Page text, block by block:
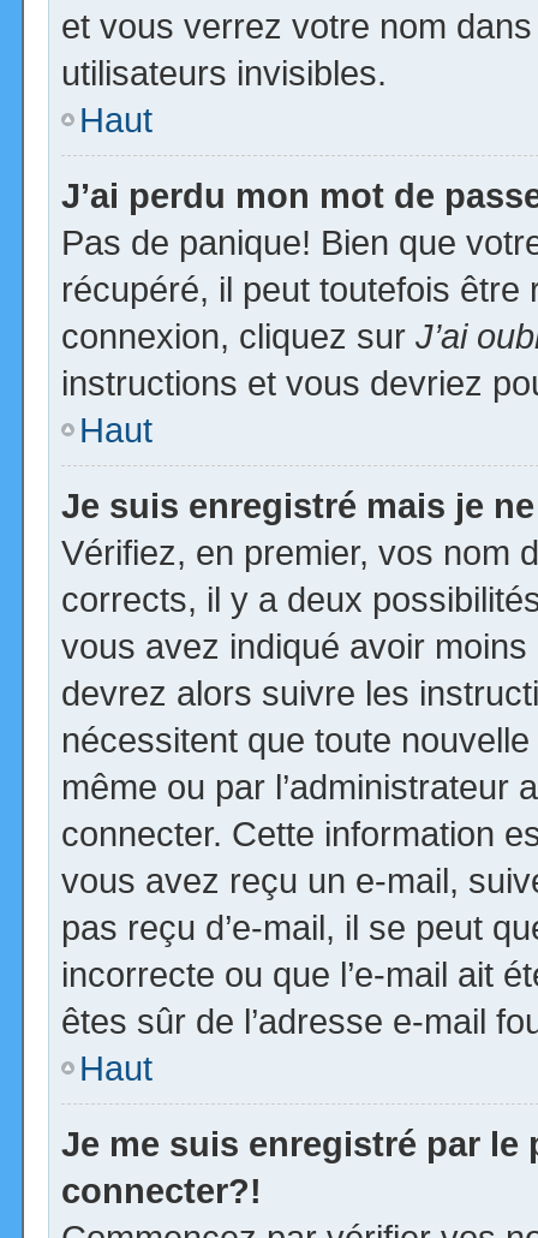
et vous verrez votre nom
utilisateurs invisibles.
Haut
J’ai perdu mon mot de
Pas de panique! Bien que
récupéré, il peut toutefois
connexion, cliquez sur J’ai
instructions et vous devriez
Haut
Je suis enregistré mais je
Vérifiez, en premier, vos nom
corrects, il y a deux
vous avez indiqué avoir
devrez alors suivre les
nécessitent que toute
même ou par l’administrateur
connecter. Cette information
vous avez reçu un e-mail,
pas reçu d’e-mail, il se peut
incorrecte ou que l’e-mail ait
êtes sûr de l’adresse e-mail
Haut
Je me suis enregistré par le
connecter?!